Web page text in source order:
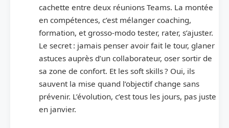
cachette entre deux réunions Teams. La montée
en compétences, c’est mélanger coaching,
formation, et grosso-modo tester, rater, s’ajuster.
Le secret : jamais penser avoir fait le tour, glaner
astuces auprès d’un collaborateur, oser sortir de
sa zone de confort. Et les soft skills ? Oui, ils
sauvent la mise quand l’objectif change sans
prévenir. L’évolution, c’est tous les jours, pas juste
en janvier.